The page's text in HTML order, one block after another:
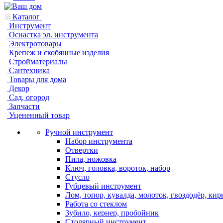
Каталог
Инструмент
Оснастка эл. инструмента
Электротовары
Крепеж и скобянные изделия
Стройматериалы
Сантехника
Товары для дома
Декор
Сад, огород
Запчасти
Уцененный товар
Ручной инструмент
Набор инструмента
Отвертки
Пила, ножовка
Ключ, головка, вороток, набор
Стусло
Губцевый инструмент
Лом, топор, кувалда, молоток, гвоздодёр,
Работа со стеклом
Зубило, кернер, пробойник